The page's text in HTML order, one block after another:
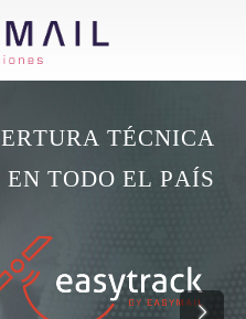
ERTURA TÉCNICA
EN TODO EL PAÍS